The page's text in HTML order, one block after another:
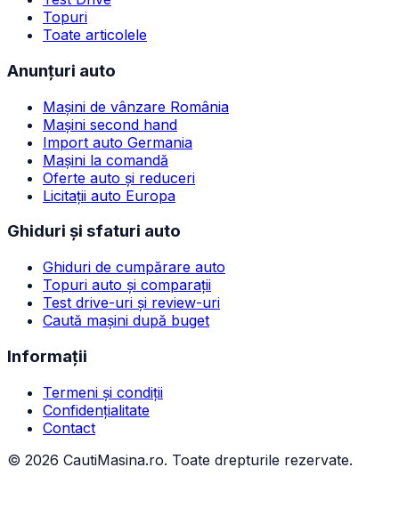
Topuri
Toate articolele
Anunțuri auto
Mașini de vânzare România
Mașini second hand
Import auto Germania
Mașini la comandă
Oferte auto și reduceri
Licitații auto Europa
Ghiduri și sfaturi auto
Ghiduri de cumpărare auto
Topuri auto și comparații
Test drive-uri și review-uri
Caută mașini după buget
Informații
Termeni și condiții
Confidențialitate
Contact
© 2026 CautiMasina.ro. Toate drepturile rezervate.